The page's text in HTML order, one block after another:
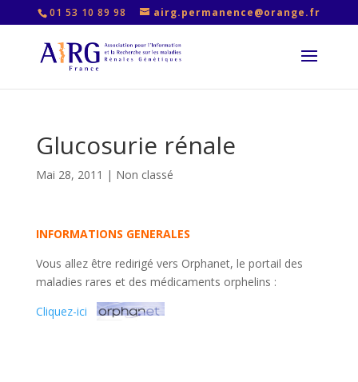
01 53 10 89 98 airg.permanence@orange.fr
Glucosurie rénale
Mai 28, 2011 | Non classé
INFORMATIONS GENERALES
Vous allez être redirigé vers Orphanet, le portail des
maladies rares et des médicaments orphelins :
Cliquez-ici